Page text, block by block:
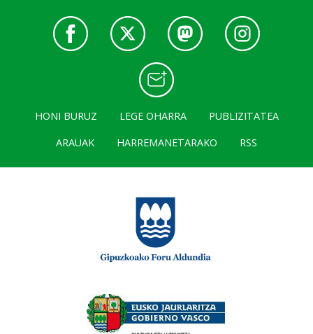
HONI BURUZ LEGE OHARRA
PUBLIZITATEA
ARAUAK
HARREMANETARAKO RSS